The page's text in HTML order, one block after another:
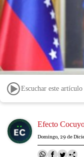
Escuchar este artículo
Image Efecto
Domingo, 29 de